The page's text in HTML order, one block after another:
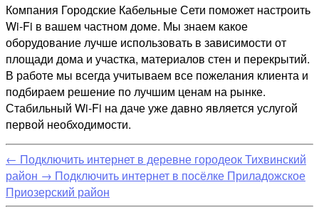
Компания Городские Кабельные Сети поможет настроить
Wi-Fi в вашем частном доме. Мы знаем какое
оборудование лучше использовать в зависимости от
площади дома и участка, материалов стен и перекрытий.
В работе мы всегда учитываем все пожелания клиента и
подбираем решение по лучшим ценам на рынке.
Стабильный Wi-Fi на даче уже давно является услугой
первой необходимости.
← Подключить интернет в деревне городеок Тихвинский
район → Подключить интернет в посёлке Приладожское
Приозерский район